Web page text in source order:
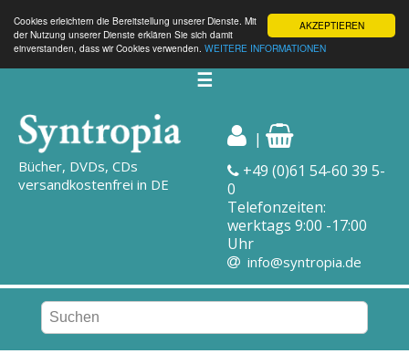
AKZEPTIEREN
Cookies erleichtern die Bereitstellung unserer Dienste. Mit
der Nutzung unserer Dienste erklären Sie sich damit
einverstanden, dass wir Cookies verwenden. WEITERE INFORMATIONEN
☰
Bücher, DVDs, CDs
versandkostenfrei in DE
|
+49 (0)61 54-60 39 5-
0
Telefonzeiten:
werktags 9:00 -17:00
Uhr
info@syntropia.de